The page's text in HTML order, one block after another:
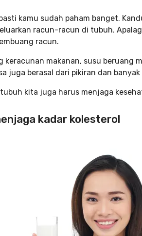
kamu sudah paham banget.
racun-racun di tubuh.
racun.
keracunan makanan, susu beruang
juga berasal dari pikiran dan
kita juga harus menjaga
kadar kolesterol